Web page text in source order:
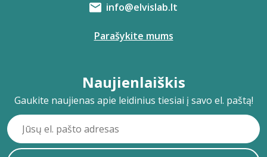
info@elvislab.lt
Parašykite mums
Naujienlaiškis
Gaukite naujienas apie leidinius tiesiai į savo el. paštą!